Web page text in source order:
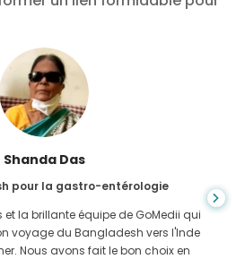
Shanda Das
pour la gastro-entérologie
et la brillante équipe de GoMedii qui
voyage du Bangladesh vers l'Inde
Nous avons fait le bon choix en